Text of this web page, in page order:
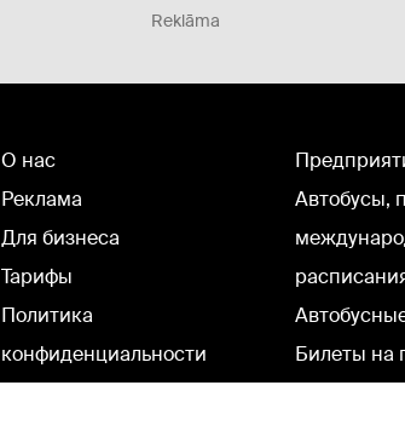
Reklāma
О нас
Реклама
Для бизнеса
Тарифы
Политика
конфиденциальности
Автобусы,
Билеты на